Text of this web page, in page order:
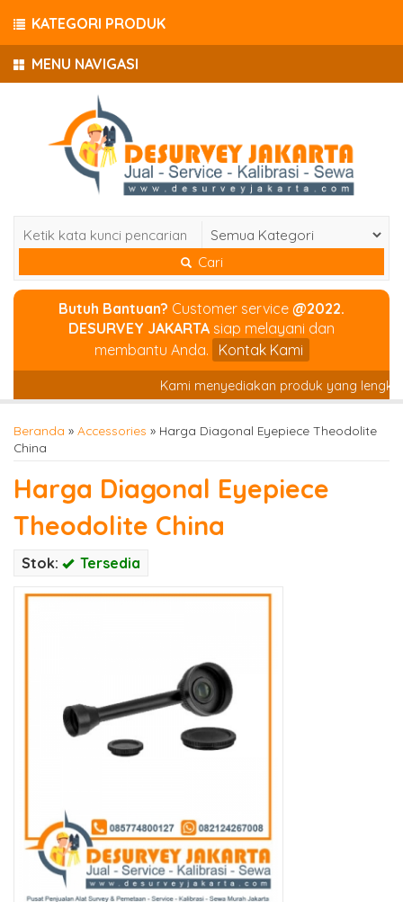
MENU NAVIGASI
Cari
Butuh Bantuan? Customer service @2022.
DESURVEY JAKARTA siap melayani dan
membantu Anda.
Kontak Kami
Kami menyediakan produk yang lengkap
Beranda » Accessories » Harga Diagonal Eyepiece Theodolite
China
Harga Diagonal Eyepiece
Theodolite China
Stok: Tersedia
KATEGORI PRODUK